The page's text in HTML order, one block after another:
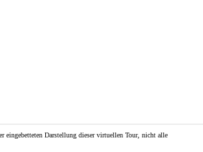
eingebetteten Darstellung dieser virtuellen Tour, nicht alle